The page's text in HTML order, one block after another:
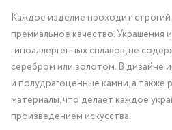
Каждое изделие проходит строгий
премиальное качество. Украшения
гипоаллергенных сплавов, не
серебром или золотом. В дизайне
и полудрагоценные камни, а также
материалы, что делает каждое
произведением искусства.